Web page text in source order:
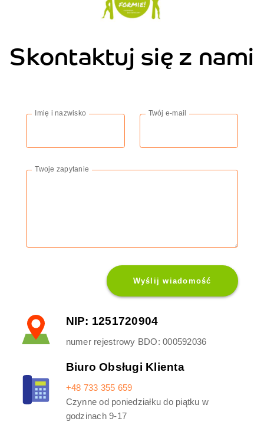
Skontaktuj się z nami
NIP: 1251720904​
numer rejestrowy BDO: 000592036
Biuro Obsługi Klienta
+48 733 355 659
Czynne od poniedziałku do piątku w
godzinach 9-17
Imię i nazwisko Twój e-mail
Twoje zapytanie
Wyślij wiadomość